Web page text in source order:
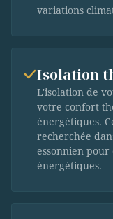
variations
Isolation
L'isolation de
votre confort
énergétiques.
recherchée
essonnien
énergétiques.